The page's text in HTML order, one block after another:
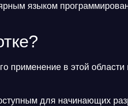
языком
применение в этой
для начинающих